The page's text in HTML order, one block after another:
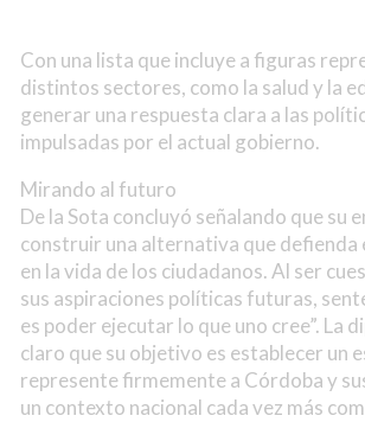
Con una lista que incluye a figuras
distintos sectores, como la salud y la
generar una respuesta clara a las
impulsadas por el actual gobierno.
Mirando al futuro
De la Sota concluyó señalando que su
construir una alternativa que defienda
en la vida de los ciudadanos. Al ser
sus aspiraciones políticas futuras,
es poder ejecutar lo que uno cree”. La
claro que su objetivo es establecer un
represente firmemente a Córdoba y
un contexto nacional cada vez más